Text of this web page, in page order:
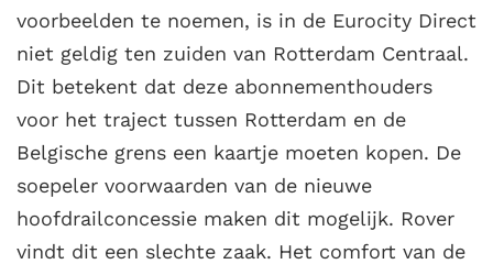
voorbeelden te noemen, is in de Eurocity Direct
niet geldig ten zuiden van Rotterdam Centraal.
Dit betekent dat deze abonnementhouders
voor het traject tussen Rotterdam en de
Belgische grens een kaartje moeten kopen. De
soepeler voorwaarden van de nieuwe
hoofdrailconcessie maken dit mogelijk. Rover
vindt dit een slechte zaak. Het comfort van de